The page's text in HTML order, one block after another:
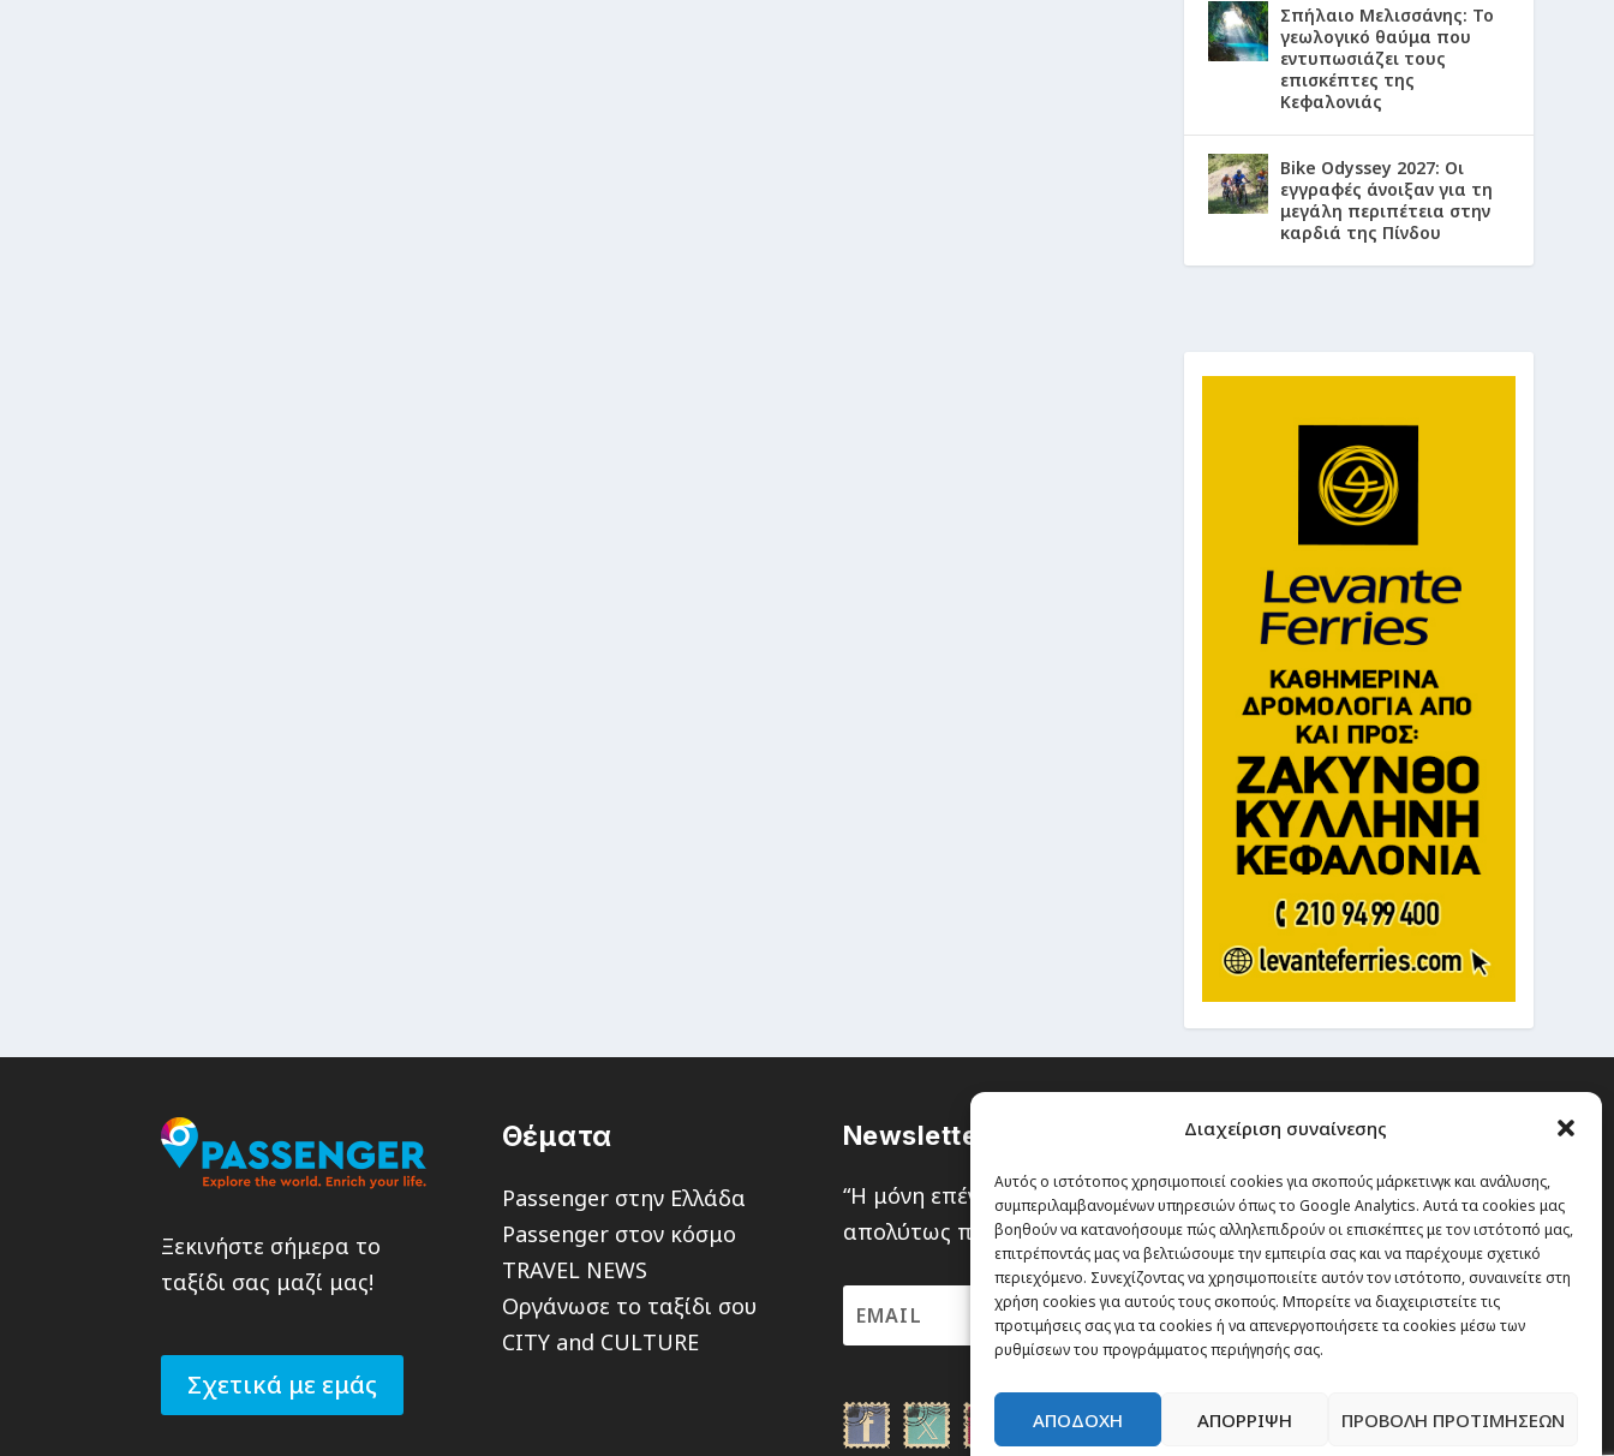
Διαχείριση συναίνεσης
Αυτός ο ιστότοπος χρησιμοποιεί cookies για σκοπούς μάρκετινγκ και ανάλυσης,
συμπεριλαμβανομένων υπηρεσιών όπως το Google Analytics. Αυτά τα cookies μας
βοηθούν να κατανοήσουμε πώς αλληλεπιδρούν οι επισκέπτες με τον ιστότοπό μας,
επιτρέποντάς μας να βελτιώσουμε την εμπειρία σας και να παρέχουμε σχετικό
περιεχόμενο. Συνεχίζοντας να χρησιμοποιείτε αυτόν τον ιστότοπο, συναινείτε στη
χρήση cookies για αυτούς τους σκοπούς. Μπορείτε να διαχειριστείτε τις
προτιμήσεις σας για τα cookies ή να απενεργοποιήσετε τα cookies μέσω των
ρυθμίσεων του προγράμματος περιήγησής σας.
ΑΠΟΔΟΧΗ ΑΠΟΡΡΙΨΗ ΠΡΟΒΟΛΗ ΠΡΟΤΙΜΗΣΕΩΝ
Σπήλαιο Μελισσάνης: Το
γεωλογικό θαύμα που
εντυπωσιάζει τους
επισκέπτες της
Κεφαλονιάς
Bike Odyssey 2027: Οι
εγγραφές άνοιξαν για τη
μεγάλη περιπέτεια στην
καρδιά της Πίνδου
Ξεκινήστε σήμερα το
ταξίδι σας μαζί μας!
Σχετικά με εμάς
Θέματα
Passenger στην Ελλάδα
Passenger στον κόσμο
TRAVEL NEWS
Οργάνωσε το ταξίδι σου
CITY and CULTURE
Newsletter
“H μόνη επένδυση από την οποία δεν έχεις καμία
απολύτως πιθανότητα να χάσεις, είναι τα ταξίδια.”
Εγγραφή